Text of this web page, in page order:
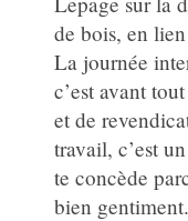
de bois, en
La journée
c’est avant
et de
travail, c’est
te concède
bien gentiment.